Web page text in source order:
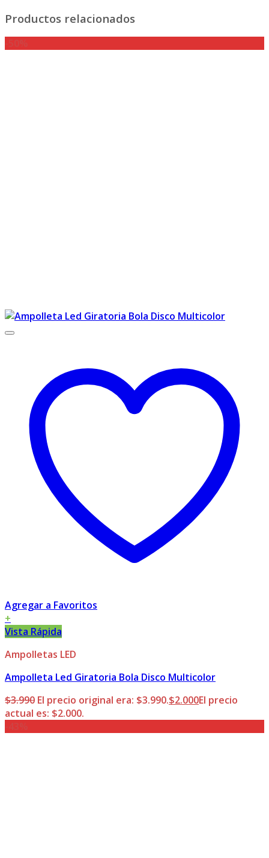
Productos relacionados
Agregar a Favoritos
+
Vista Rápida
Ampolletas LED
Ampolleta Led Giratoria Bola Disco Multicolor
$3.990 El precio original era: $3.990.$2.000El precio
actual es: $2.000.